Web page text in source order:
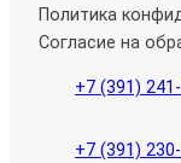
Политика
Согласие на
+7 (391)
+7 (391)